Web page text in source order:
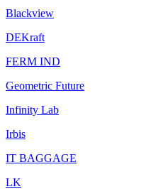
Blackview
DEKraft
FERM IND
Geometric Future
Infinity Lab
Irbis
IT BAGGAGE
LK